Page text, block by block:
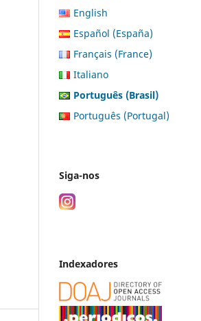
English
Español (España)
Français (France)
Italiano
Português (Brasil)
Português (Portugal)
Siga-nos
Indexadores